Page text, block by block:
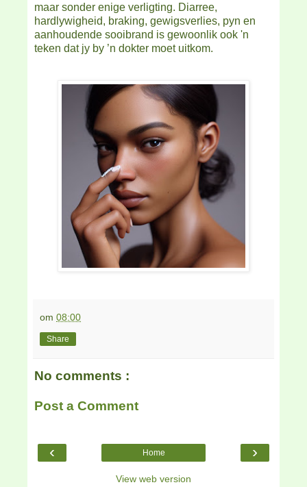
maar sonder enige verligting. Diarree,
hardlywigheid, braking, gewigsverlies, pyn en
aanhoudende sooibrand is gewoonlik ook 'n
teken dat jy by ’n dokter moet uitkom.
om 08:00
Share
No comments :
Post a Comment
‹ ›
Home
View web version